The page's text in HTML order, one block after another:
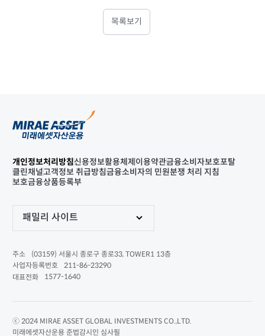
목록보기
개인정보처리방침신용정보활용체제 이용약관금융소비자보호포탈
클린채널고객정보 취급방침금융소비자의 민원분쟁 처리 지침
보호금융상품등록부
패밀리 사이트
주소
(03159) 서울시 종로구 종로33, TOWER1 13층
사업자등록번호
211-86-23290
대표전화
1577-1640
ⓒ 2024 MIRAE ASSET GLOBAL INVESTMENTS CO.,LTD.
미래에셋자산운용 준법감시인 심사필